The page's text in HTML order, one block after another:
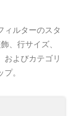
ィルターのスタ
、行サイズ、
およびカテゴリ
。